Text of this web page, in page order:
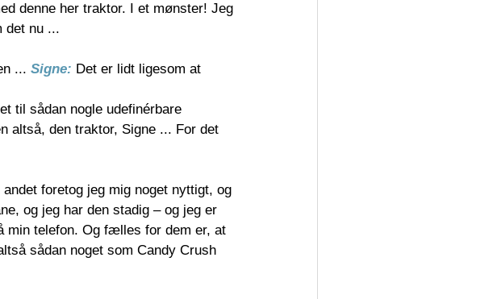
denne her traktor. I et mønster! Jeg
det nu ...
... Signe: Det er lidt ligesom at
til sådan nogle udefinérbare
altså, den traktor, Signe ... For det
foretog jeg mig noget nyttigt, og
og jeg har den stadig – og jeg er
min telefon. Og fælles for dem er, at
sådan noget som Candy Crush